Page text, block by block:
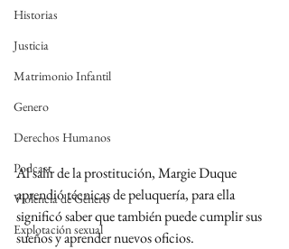
Historias
Justicia
Matrimonio Infantil
Genero
Derechos Humanos
Podcast
Violencia de Género
Explotación sexual
Al salir de la prostitución, Margie Duque
aprendió técnicas de peluquería, para ella
significó saber que también puede cumplir sus
sueños y aprender nuevos oficios.